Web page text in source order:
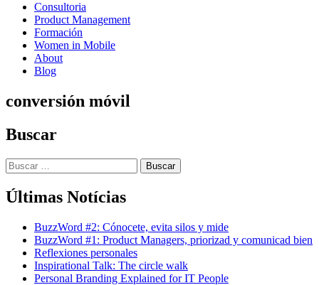
Consultoria
Product Management
Formación
Women in Mobile
About
Blog
conversión móvil
Buscar
Buscar:
Últimas Notícias
BuzzWord #2: Cónocete, evita silos y mide
BuzzWord #1: Product Managers, priorizad y comunicad bien
Reflexiones personales
Inspirational Talk: The circle walk
Personal Branding Explained for IT People